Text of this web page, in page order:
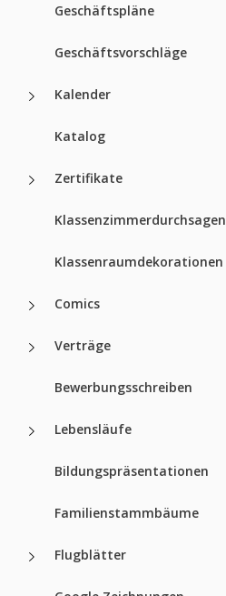
Geschäftspläne
Geschäftsvorschläge
Kalender
Katalog
Zertifikate
Klassenzimmerdurchsagen
Klassenraumdekorationen
Comics
Verträge
Bewerbungsschreiben
Lebensläufe
Bildungspräsentationen
Familienstammbäume
Flugblätter